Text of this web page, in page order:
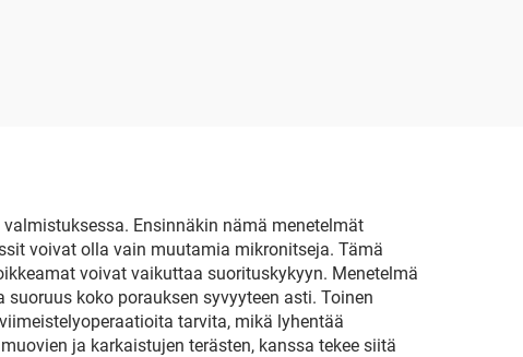
Ensinnäkin nämä menetelmät
voivat olla vain muutamia mikronitseja. Tämä
voivat vaikuttaa suorituskykyyn. Menetelmä
koko porauksen syvyyteen asti. Toinen
tarvita, mikä lyhentää
ja karkaistujen terästen, kanssa tekee siitä